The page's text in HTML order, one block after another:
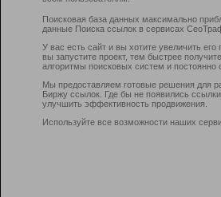
Поисковая база данных максимально
данные Поиска ссылок в сервисах
У вас есть сайт и вы хотите увеличить
вы запустите проект, тем быстрее
алгоритмы поисковых систем и
Мы предоставляем готовые решения для
Биржу ссылок. Где бы не появились
улучшить эффективность продвижения.
Используйте все возможности наших